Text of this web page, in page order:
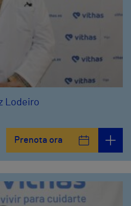
Lodeiro
Prenota ora